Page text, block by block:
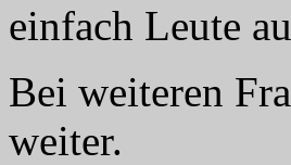
einfach Leute
Bei weiteren
weiter.